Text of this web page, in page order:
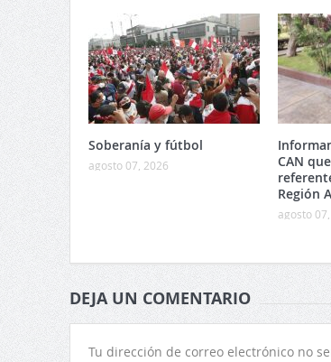
Soberanía y fútbol
agosto 07, 2026
CAN
Región
agosto
DEJA UN COMENTARIO
Tu dirección de correo electrónico no